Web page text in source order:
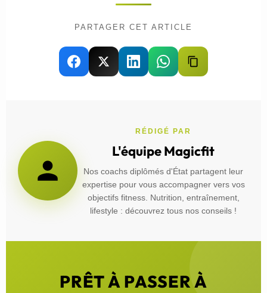
PARTAGER CET ARTICLE
RÉDIGÉ PAR
L'équipe Magicfit
Nos coachs diplômés d'État partagent leur
expertise pour vous accompagner vers vos
objectifs fitness. Nutrition, entraînement,
lifestyle : découvrez tous nos conseils !
PRÊT À PASSER À